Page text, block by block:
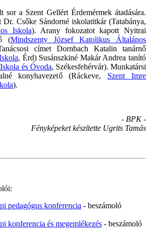
sor a Szent Gellért Érdemérmek átadására.
Csőke Sándorné iskolatitkár (Tatabánya,
Iskola). Arany fokozatot kapott Nyitrai
(Mindszenty József Katolikus Általános
címet Dornbach Katalin tanárnő
, Érd) Susánszkiné Makár Andrea tanító
és Óvoda, Székesfehérvár). Munkatársi
konyhavezető (Ráckeve, Szent Imre
).
- BPK -
Fényképeket készítette Ugrits Tamás
pedagógus konferencia - beszámoló
konferencia és megemlékezés - beszámoló